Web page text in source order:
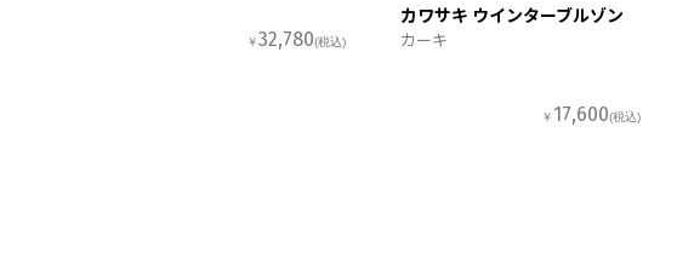
￥32,780(税込)
カワサキ ウインターブルゾン
カーキ
￥ 17,600(税込)